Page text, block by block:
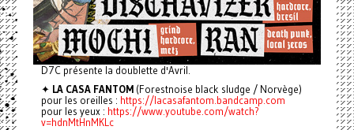
D7C présente la doublette d'Avril.
✦ LA CASA FANTOM(Forestnoise black sludge / Norvège)
pour les oreilles : https://lacasafantom.bandcamp.com
pour les yeux : https://www.youtube.com/watch?
v=hdnMtHnMKLc